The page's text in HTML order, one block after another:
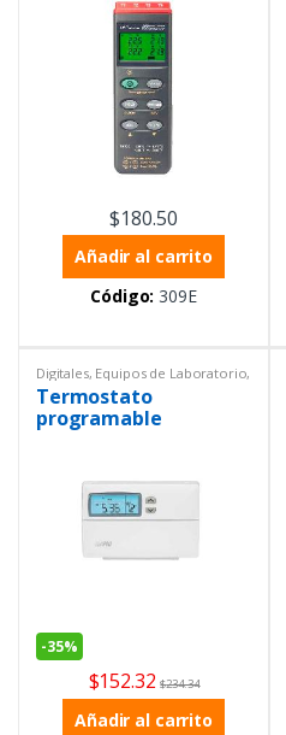
$180.50
Añadir al carrito
Código: 309E
Digitales, Equipos de Laboratorio,
Temperatura ,
Termostato
programable
-35%
$152.32 $234.34
Añadir al carrito